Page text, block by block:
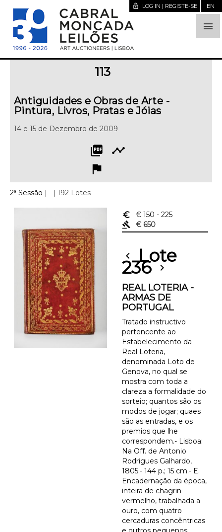

lock_open LOG IN | REGISTE-SE EN
113
Antiguidades e Obras de Arte -
Pintura, Livros, Pratas e Jóias
14 e 15 de Dezembro de 2009
picture_as_pdf
timeline
flag
2ª Sessão | | 192 Lotes
euro_symbol € 150 - 225
gavel
€ 650
chevron_left Lote
236 chevron_right
REAL LOTERIA -
ARMAS DE
PORTUGAL
Tratado instructivo
pertencente ao
Estabelecimento da
Real Loteria,
denominada Loto de
Genova, no qual se
mostra com toda a
clareza a formalidade do
sorteio; quantos são os
modos de jogar; quaes
são as entradas, e os
premios que lhe
correspondem.- Lisboa:
Na Off. de Antonio
Rodrigues Galhardo,
1805.- 144 p.; 15 cm.- E.
Encadernação da época,
inteira de chagrin
vermelho, trabalhada a
ouro, com quatro
cercaduras concêntricas